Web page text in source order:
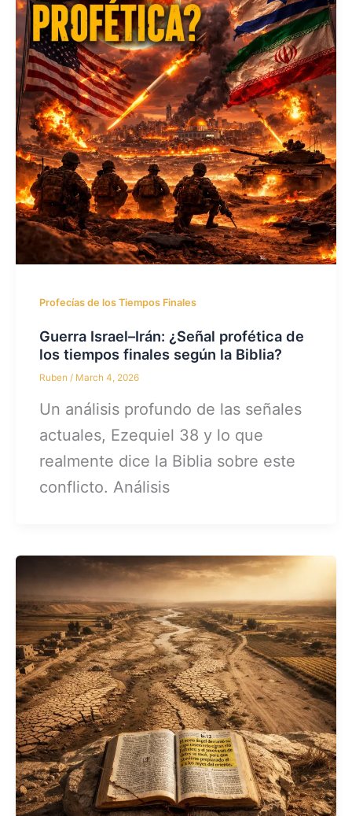
Profecías de los Tiempos Finales
Guerra Israel–Irán: ¿Señal profética de
los tiempos finales según la Biblia?
Ruben/ March 4, 2026
Un análisis profundo de las señales
actuales, Ezequiel 38 y lo que
realmente dice la Biblia sobre este
conflicto. Análisis